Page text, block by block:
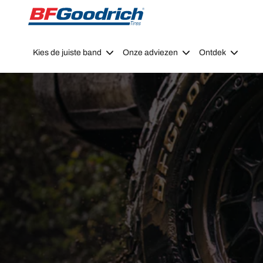
Go to page content Go to page navigation
Kies de juiste band Onze adviezen Ontdek